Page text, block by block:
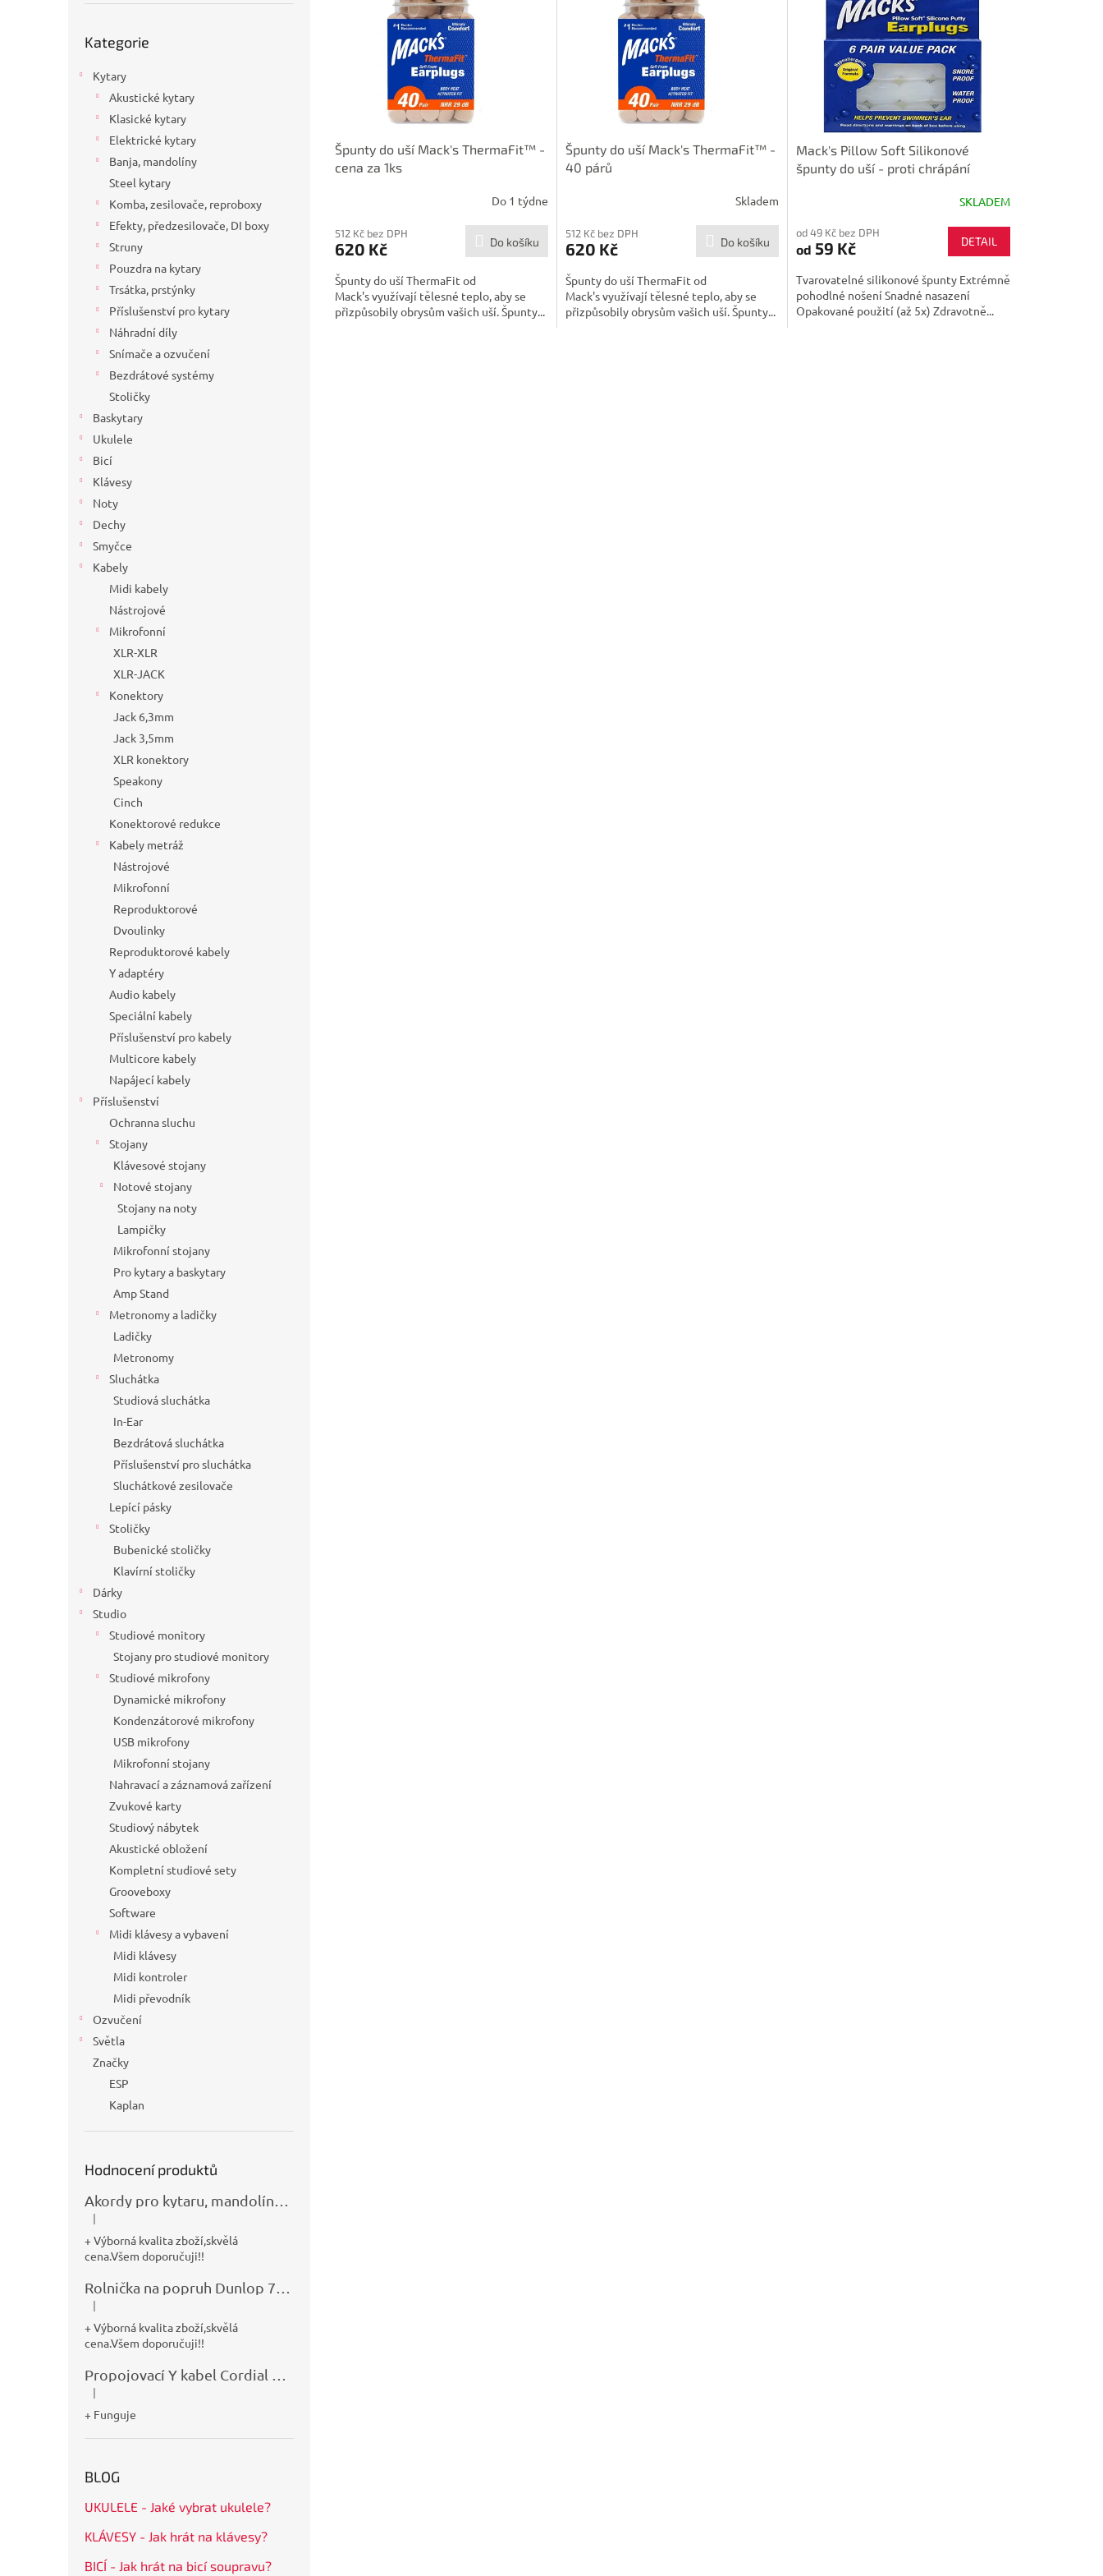
kategorie
Kategorie
Kytary
Akustické kytary
Klasické kytary
Elektrické kytary
Banja, mandolíny
Steel kytary
Komba, zesilovače, reproboxy
Efekty, předzesilovače, DI boxy
Struny
Pouzdra na kytary
Trsátka, prstýnky
Příslušenství pro kytary
Náhradní díly
Snímače a ozvučení
Bezdrátové systémy
Stoličky
Baskytary
Ukulele
Bicí
Klávesy
Noty
Dechy
Smyčce
Kabely
Midi kabely
Nástrojové
Mikrofonní
XLR-XLR
XLR-JACK
Konektory
Jack 6,3mm
Jack 3,5mm
XLR konektory
Speakony
Cinch
Konektorové redukce
Kabely metráž
Nástrojové
Mikrofonní
Reproduktorové
Dvoulinky
Reproduktorové kabely
Y adaptéry
Audio kabely
Speciální kabely
Příslušenství pro kabely
Multicore kabely
Napájecí kabely
Příslušenství
Ochranna sluchu
Stojany
Klávesové stojany
Notové stojany
Stojany na noty
Lampičky
Mikrofonní stojany
Pro kytary a baskytary
Amp Stand
Metronomy a ladičky
Ladičky
Metronomy
Sluchátka
Studiová sluchátka
In-Ear
Bezdrátová sluchátka
Příslušenství pro sluchátka
Sluchátkové zesilovače
Lepící pásky
Stoličky
Bubenické stoličky
Klavírní stoličky
Dárky
Studio
Studiové monitory
Stojany pro studiové monitory
Studiové mikrofony
Dynamické mikrofony
Kondenzátorové mikrofony
USB mikrofony
Mikrofonní stojany
Nahravací a záznamová zařízení
Zvukové karty
Studiový nábytek
Akustické obložení
Kompletní studiové sety
Grooveboxy
Software
Midi klávesy a vybavení
Midi klávesy
Midi kontroler
Midi převodník
Ozvučení
Světla
Značky
ESP
Kaplan
Hodnocení produktů
Hodnocení produktu je 5 z 5 hvězdiček.
|
+ Výborná kvalita zboží,skvělá
cena.Všem doporučuji!!
Hodnocení produktu je 5 z 5 hvězdiček.
|
+ Výborná kvalita zboží,skvělá
cena.Všem doporučuji!!
Hodnocení produktu je 5 z 5 hvězdiček.
|
+ Funguje
BLOG
UKULELE - Jaké vybrat ukulele?
KLÁVESY - Jak hrát na klávesy?
BICÍ - Jak hrát na bicí soupravu?
Špunty do uší Mack's ThermaFit™ -
cena za 1ks
Do 1 týdne
512 Kč bez DPH
620 Kč Do košíku
Špunty do uší ThermaFit od
Mack's využívají tělesné teplo, aby se
přizpůsobily obrysům vašich uší. Špunty...
Špunty do uší Mack's ThermaFit™ -
40 párů
Skladem
512 Kč bez DPH
620 Kč Do košíku
Špunty do uší ThermaFit od
Mack's využívají tělesné teplo, aby se
přizpůsobily obrysům vašich uší. Špunty...
Mack's Pillow Soft Silikonové
špunty do uší - proti chrápání
SKLADEM
od 49 Kč bez DPH
od 59 Kč DETAIL
Tvarovatelné silikonové špunty Extrémně
pohodlné nošení Snadné nasazení
Opakované použití (až 5x) Zdravotně...